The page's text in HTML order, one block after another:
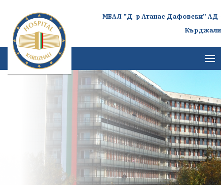
МБАЛ "Д-р Атанас Дафовски" АД-
Кърджали